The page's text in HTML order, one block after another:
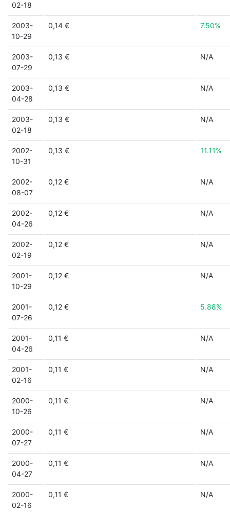
02-18
2003-
10-29
0,14 € 7.50%
2003-
07-29
0,13 € N/A
2003-
04-28
0,13 € N/A
2003-
02-18
0,13 € N/A
2002-
10-31
0,13 € 11.11%
2002-
08-07
0,12 € N/A
2002-
04-26
0,12 € N/A
2002-
02-19
0,12 € N/A
2001-
10-29
0,12 € N/A
2001-
07-26
0,12 € 5.88%
2001-
04-26
0,11 € N/A
2001-
02-16
0,11 € N/A
2000-
10-26
0,11 € N/A
2000-
07-27
0,11 € N/A
2000-
04-27
0,11 € N/A
2000-
02-16
0,11 € N/A